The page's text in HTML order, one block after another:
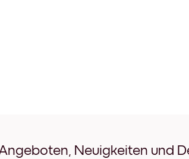
Neuigkeiten und